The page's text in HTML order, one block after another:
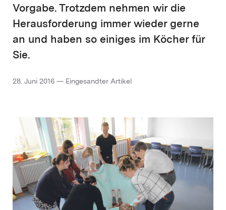
Vorgabe. Trotzdem nehmen wir die
Herausforderung immer wieder gerne
an und haben so einiges im Köcher für
Sie.
28. Juni 2016 — Eingesandter Artikel